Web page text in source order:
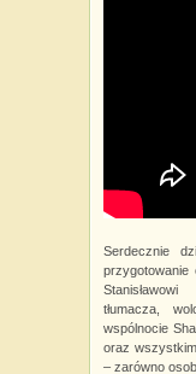
Serdecznie
przygotowanie
tłumacza,
wspólnocie
oraz
– zarówno